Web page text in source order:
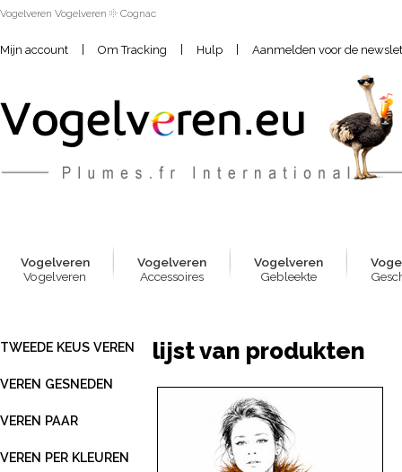
Vogelveren Vogelveren Cognac
Mijn account | Om Tracking | Hulp | Aanmelden voor de
Vogelveren
Vogelveren
Vogelveren
Accessoires
Vogelveren
Gebleekte
TWEEDE KEUS VEREN
VEREN GESNEDEN
VEREN PAAR
VEREN PER KLEUREN
lijst van produkten